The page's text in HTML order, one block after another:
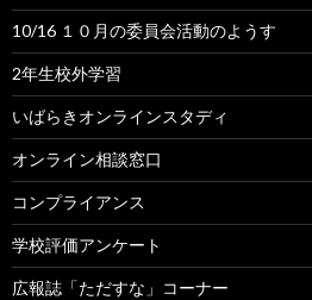
10/16 １０月の委員会活動のようす
2年生校外学習
いばらきオンラインスタディ
オンライン相談窓口
コンプライアンス
学校評価アンケート
広報誌「ただすな」コーナー